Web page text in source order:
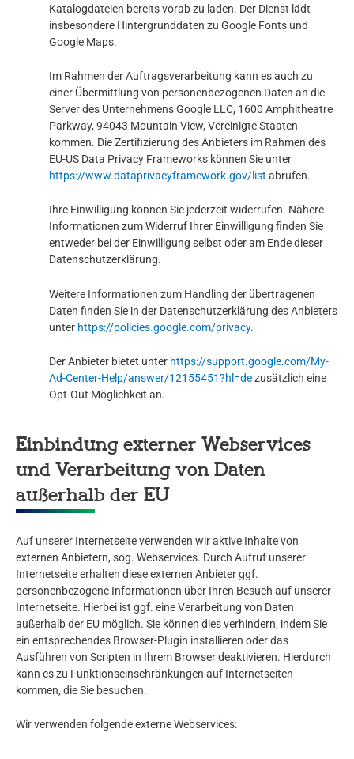
Katalogdateien bereits vorab zu laden. Der Dienst lädt
insbesondere Hintergrunddaten zu Google Fonts und
Google Maps.
Im Rahmen der Auftragsverarbeitung kann es auch zu
einer Übermittlung von personenbezogenen Daten an die
Server des Unternehmens Google LLC, 1600 Amphitheatre
Parkway, 94043 Mountain View, Vereinigte Staaten
kommen. Die Zertifizierung des Anbieters im Rahmen des
EU-US Data Privacy Frameworks können Sie unter
https://www.dataprivacyframework.gov/list abrufen.
Ihre Einwilligung können Sie jederzeit widerrufen. Nähere
Informationen zum Widerruf Ihrer Einwilligung finden Sie
entweder bei der Einwilligung selbst oder am Ende dieser
Datenschutzerklärung.
Weitere Informationen zum Handling der übertragenen
Daten finden Sie in der Datenschutzerklärung des Anbieters
unter https://policies.google.com/privacy.
Der Anbieter bietet unter https://support.google.com/My-
Ad-Center-Help/answer/12155451?hl=dezusätzlich eine
Opt-Out Möglichkeit an.
Einbindung externer Webservices
und Verarbeitung von Daten
außerhalb der EU
Auf unserer Internetseite verwenden wir aktive Inhalte von
externen Anbietern, sog. Webservices. Durch Aufruf unserer
Internetseite erhalten diese externen Anbieter ggf.
personenbezogene Informationen über Ihren Besuch auf unserer
Internetseite. Hierbei ist ggf. eine Verarbeitung von Daten
außerhalb der EU möglich. Sie können dies verhindern, indem Sie
ein entsprechendes Browser-Plugin installieren oder das
Ausführen von Scripten in Ihrem Browser deaktivieren. Hierdurch
kann es zu Funktionseinschränkungen auf Internetseiten
kommen, die Sie besuchen.
Wir verwenden folgende externe Webservices: